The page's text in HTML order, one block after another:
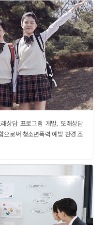
상담 프로그램 개발, 또래상담
으로써 청소년폭력 예방 환경 조